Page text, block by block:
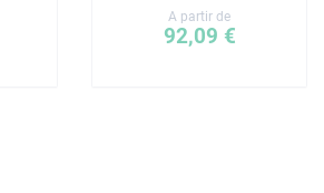
A partir de
92,09 €